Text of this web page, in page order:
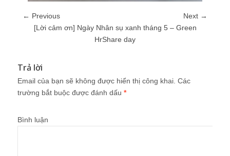
← Previous
Next →
[Lời cảm ơn] Ngày Nhân sụ xanh tháng 5 – Green
HrShare day
Trả lời
Email của bạn sẽ không được hiển thị công khai. Các
trường bắt buộc được đánh dấu *
Bình luận